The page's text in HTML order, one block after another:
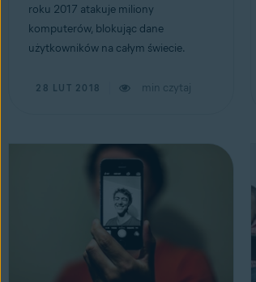
roku 2017 atakuje miliony
komputerów, blokując dane
użytkowników na całym świecie.
28 LUT 2018 min czytaj